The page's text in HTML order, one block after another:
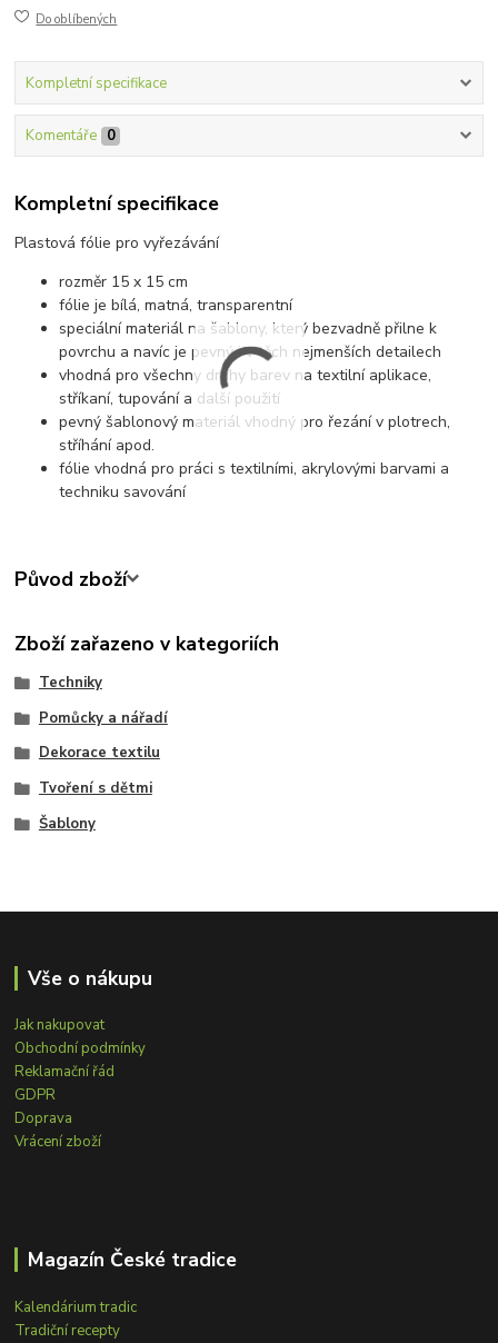
Do oblíbených
Kompletní specifikace
Komentáře 0
Kompletní specifikace
Plastová fólie pro vyřezávání
rozměr 15 x 15 cm
fólie je bílá, matná, transparentní
speciální materiál na šablony, který bezvadně přilne k
povrchu a navíc je pevný i v těch nejmenších detailech
vhodná pro všechny druhy barev na textilní aplikace,
stříkaní, tupování a další použití
pevný šablonový materiál vhodný pro řezání v plotrech,
stříhání apod.
fólie vhodná pro práci s textilními, akrylovými barvami a
techniku savování
Původ zboží
Zboží zařazeno v kategoriích
Techniky
Pomůcky a nářadí
Dekorace textilu
Tvoření s dětmi
Šablony
Vše o nákupu
Jak nakupovat
Obchodní podmínky
Reklamační řád
GDPR
Doprava
Vrácení zboží
Magazín České tradice
Kalendárium tradic
Tradiční recepty